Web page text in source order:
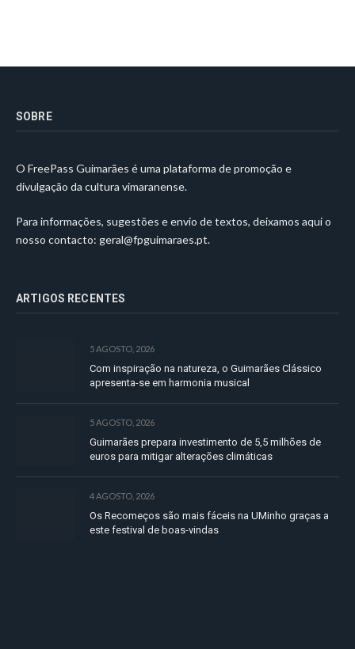
SOBRE
O FreePass Guimarães é uma plataforma de promoção e
divulgação da cultura vimaranense.
Para informações, sugestões e envio de textos, deixamos aqui o
nosso contacto: geral@fpguimaraes.pt.
ARTIGOS RECENTES
5 AGOSTO, 2026
Com inspiração na natureza, o Guimarães Clássico
apresenta-se em harmonia musical
5 AGOSTO, 2026
Guimarães prepara investimento de 5,5 milhões de
euros para mitigar alterações climáticas
4 AGOSTO, 2026
Os Recomeços são mais fáceis na UMinho graças a
este festival de boas-vindas